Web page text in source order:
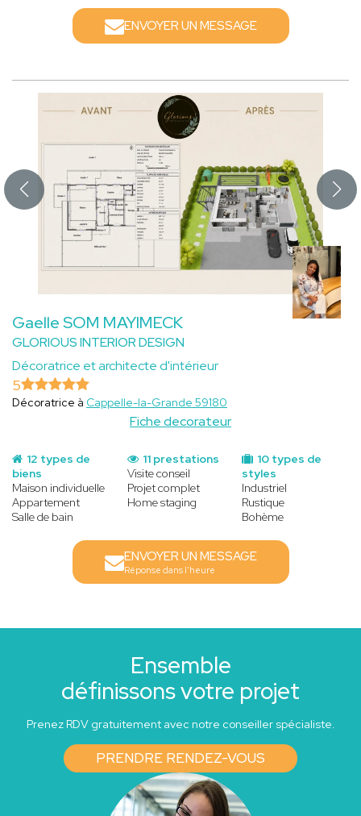
ENVOYER UN MESSAGE
Gaelle SOM MAYIMECK
GLORIOUS INTERIOR DESIGN
Décoratrice et architecte d'intérieur
Fiche decorateur
5
Décoratrice à Cappelle-la-Grande 59180
12 types de
biens
Maison individuelle
Appartement
Salle de bain
10 types de
styles
Industriel
Rustique
Bohème
11 prestations
Visite conseil
Projet complet
Home staging
ENVOYER UN MESSAGE
Réponse dans l'heure
Ensemble
définissons votre projet
Prenez RDV gratuitement avec notre conseiller spécialiste.
PRENDRE RENDEZ-VOUS